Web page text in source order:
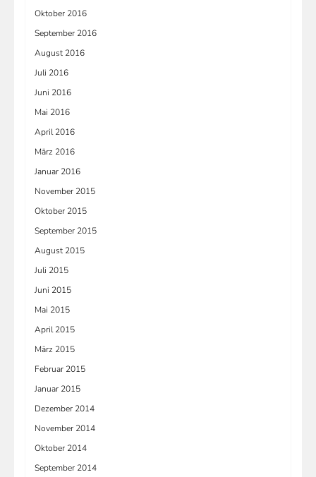
Oktober 2016
September 2016
August 2016
Juli 2016
Juni 2016
Mai 2016
April 2016
März 2016
Januar 2016
November 2015
Oktober 2015
September 2015
August 2015
Juli 2015
Juni 2015
Mai 2015
April 2015
März 2015
Februar 2015
Januar 2015
Dezember 2014
November 2014
Oktober 2014
September 2014